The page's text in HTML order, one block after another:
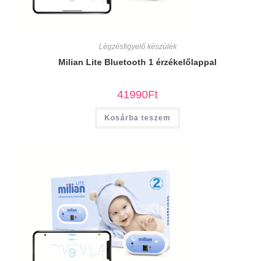
Légzésfigyelő készülék
Milian Lite Bluetooth 1 érzékelőlappal
41990Ft
Kosárba teszem